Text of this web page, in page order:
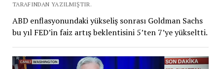
TARAFINDAN YAZILMIŞTIR.
ABD enflasyonundaki yükseliş sonrası Goldman Sachs
bu yıl FED’in faiz artış beklentisini 5’ten 7’ye yükseltti.